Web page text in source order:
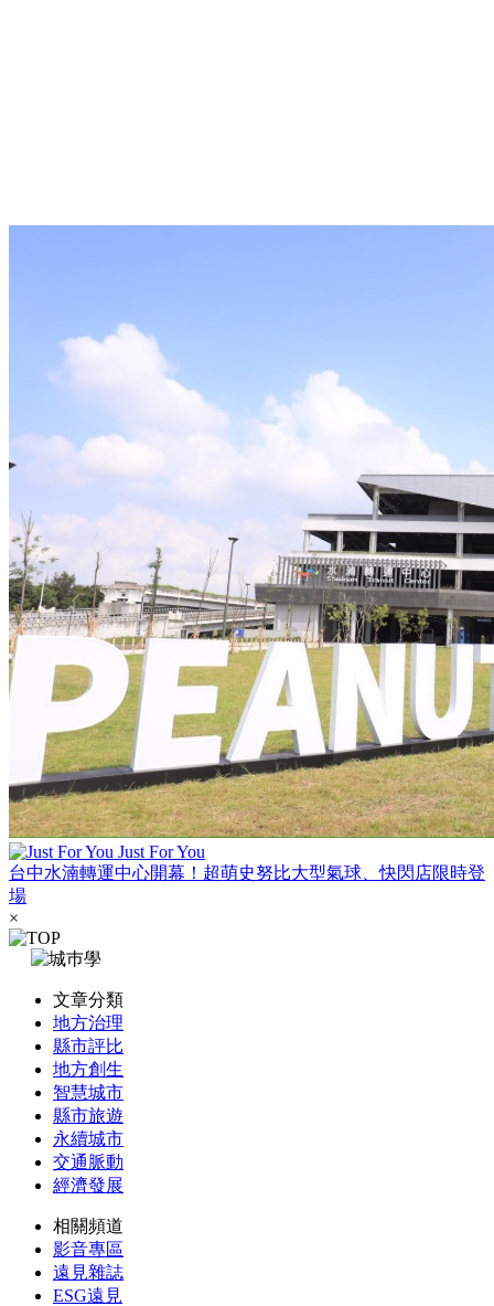
Just For You
台中水湳轉運中心開幕！超萌史努比大型氣球、快閃店限時登
場
×
文章分類
地方治理
縣市評比
地方創生
智慧城市
縣市旅遊
永續城市
交通脈動
經濟發展
相關頻道
影音專區
遠見雜誌
ESG遠見